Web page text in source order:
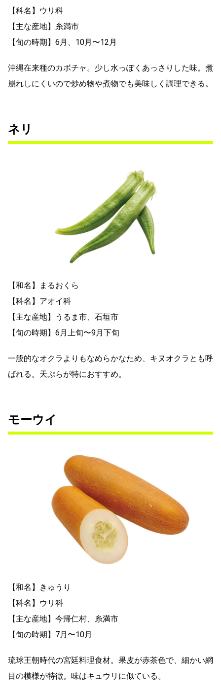
【科名】ウリ科
【主な産地】糸満市
【旬の時期】6月、10月〜12月
沖縄在来種のカボチャ。少し水っぽくあっさりした味。煮
崩れしにくいので炒め物や煮物でも美味しく調理できる。
ネリ
【和名】まるおくら
【科名】アオイ科
【主な産地】うるま市、石垣市
【旬の時期】6月上旬〜9月下旬
一般的なオクラよりもなめらかなため、キヌオクラとも呼
ばれる。天ぷらが特におすすめ。
モーウイ
【和名】きゅうり
【科名】ウリ科
【主な産地】今帰仁村、糸満市
【旬の時期】7月〜10月
琉球王朝時代の宮廷料理食材。果皮が赤茶色で、細かい網
目の模様が特徴。味はキュウリに似ている。